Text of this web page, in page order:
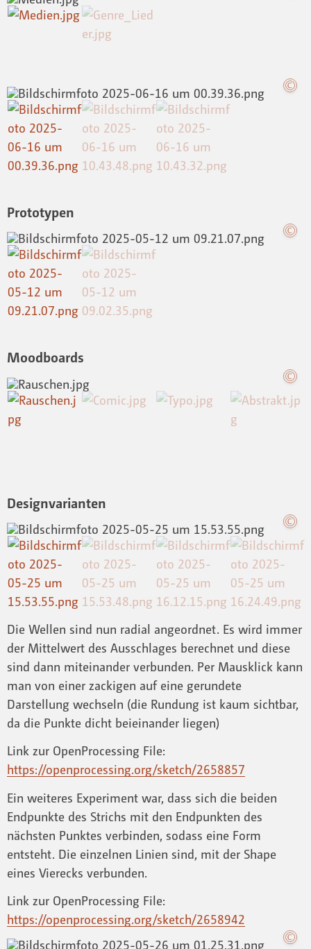
Prototypen
Moodboards
Designvarianten
Die Wellen sind nun radial angeordnet. Es wird immer
der Mittelwert des Ausschlages berechnet und diese
sind dann miteinander verbunden. Per Mausklick kann
man von einer zackigen auf eine gerundete
Darstellung wechseln (die Rundung ist kaum sichtbar,
da die Punkte dicht beieinander liegen)
Link zur OpenProcessing File:
https://openprocessing.org/sketch/2658857
Ein weiteres Experiment war, dass sich die beiden
Endpunkte des Strichs mit den Endpunkten des
nächsten Punktes verbinden, sodass eine Form
entsteht. Die einzelnen Linien sind, mit der Shape
eines Vierecks verbunden.
Link zur OpenProcessing File:
https://openprocessing.org/sketch/2658942